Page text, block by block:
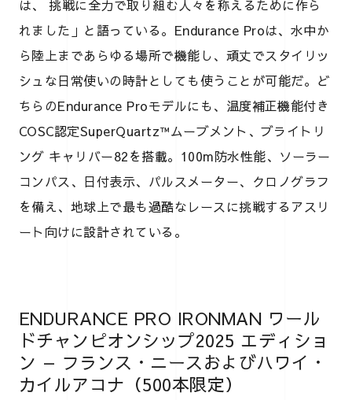
は、 挑戦に全力で取り組む人々を称えるために作ら
れました」と語っている。Endurance Proは、水中か
ら陸上まであらゆる場所で機能し、頑丈でスタイリッ
シュな日常使いの時計としても使うことが可能だ。ど
ちらのEndurance Proモデルにも、温度補正機能付き
COSC認定SuperQuartz™ムーブメント、ブライトリ
ング キャリバー82を搭載。100m防水性能、ソーラー
コンパス、日付表示、パルスメーター、クロノグラフ
を備え、地球上で最も過酷なレースに挑戦するアスリ
ート向けに設計されている。
ENDURANCE PRO IRONMAN ワール
ドチャンピオンシップ2025 エディショ
ン — フランス・ニースおよびハワイ・
カイルアコナ（500本限定）